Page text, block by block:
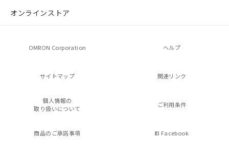
オンラインストア
OMRON Corporation ヘルプ
サイトマップ 関連リンク
個人情報の
取り扱いについて
ご利用条件
商品のご承諾事項 Facebook